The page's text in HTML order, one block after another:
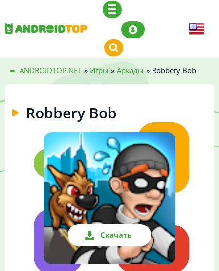
ANDROIDTOP.NET » Игры » Аркады » Robbery Bob
Robbery Bob
Скачать